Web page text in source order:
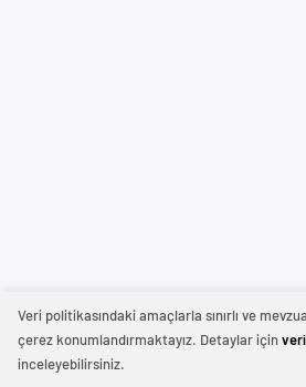
Veri politikasındaki amaçlarla sınırlı ve
çerez konumlandırmaktayız. Detaylar için
inceleyebilirsiniz.